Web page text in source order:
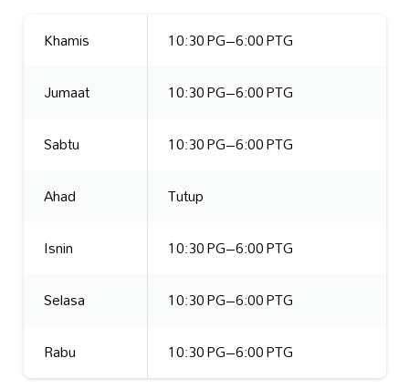
Khamis
10:30 PG–6:00 PTG
Jumaat
10:30 PG–6:00 PTG
Sabtu
10:30 PG–6:00 PTG
Ahad
Tutup
Isnin
10:30 PG–6:00 PTG
Selasa
10:30 PG–6:00 PTG
Rabu
10:30 PG–6:00 PTG